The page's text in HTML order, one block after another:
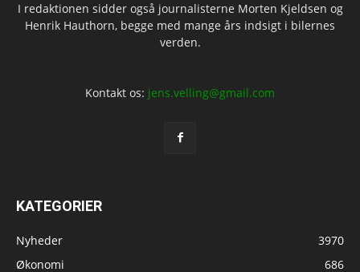
I redaktionen sidder også journalisterne Morten Kjeldsen og
Henrik Hauthorn, begge med mange års indsigt i bilernes
verden.
Kontakt os: jens.velling@gmail.com
KATEGORIER
Nyheder
3970
Økonomi
686